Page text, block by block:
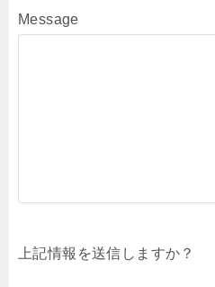
Message
上記情報を送信しますか？